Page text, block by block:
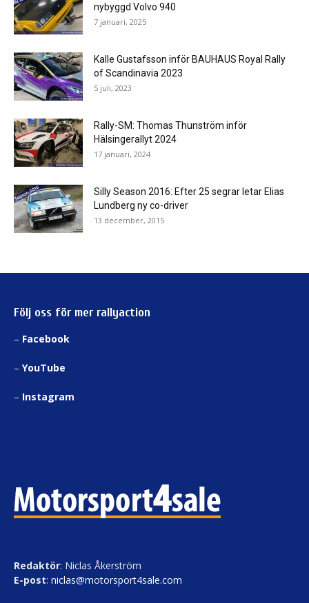
nybyggd Volvo 940
7 januari, 2025
Kalle Gustafsson inför BAUHAUS Royal Rally
of Scandinavia 2023
5 juli, 2023
Rally-SM: Thomas Thunström inför
Hälsingerallyt 2024
17 januari, 2024
Silly Season 2016: Efter 25 segrar letar Elias
Lundberg ny co-driver
13 december, 2015
Följ oss för mer rallyaction
– Facebook
– YouTube
– Instagram
Redaktör: Niclas Åkerström
E-post: niclas@motorsport4sale.com